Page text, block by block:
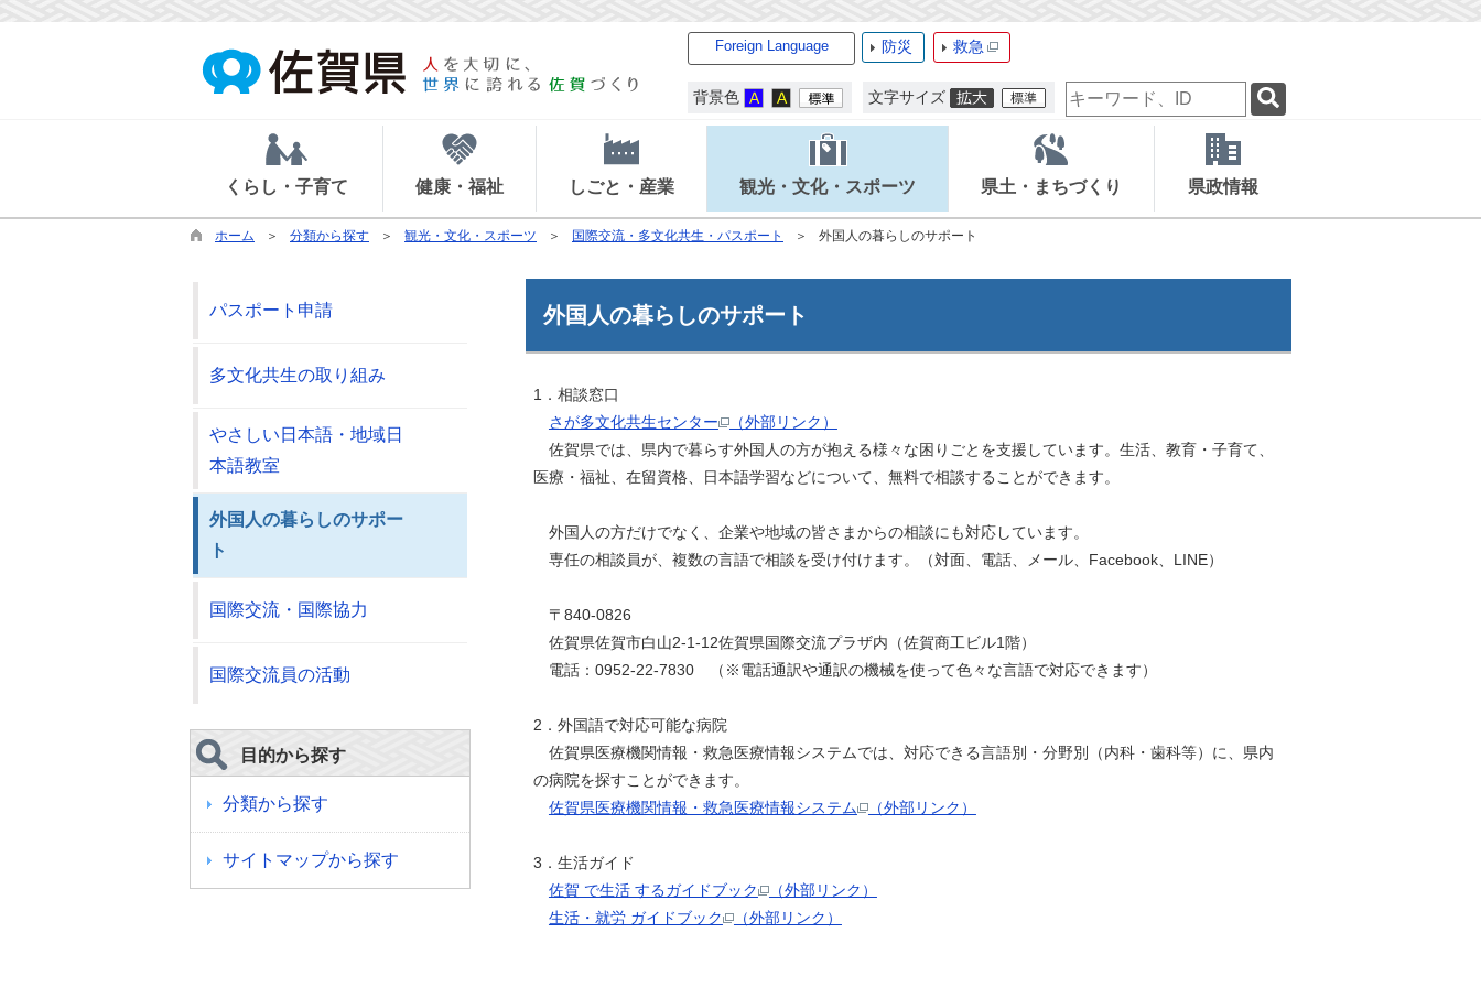
Foreign Language 防災 救急
背景色 文字サイズ
検
索
ー
ー
ド
くらし・子育て 健康・福祉 しごと・産業 観光・文化・スポーツ 県土・まちづくり 県政情報
ホーム 分類から探す 観光・文化・スポーツ 国際交流・多文化共生・パスポート 外国人の暮らしのサポート
外国人の暮らしのサポート
1．相談窓口
さが多文化共生センター
（外部リンク）
佐賀県では、県内で暮らす外国人の方が抱える様々な困りごとを支援しています。生活、教育・子育て、
医療・福祉、在留資格、日本語学習などについて、無料で相談することができます。
外国人の方だけでなく、企業や地域の皆さまからの相談にも対応しています。
専任の相談員が、複数の言語で相談を受け付けます。（対面、電話、メール、Facebook、LINE）
〒840-0826
佐賀県佐賀市白山2-1-12佐賀県国際交流プラザ内（佐賀商工ビル1階）
電話：0952-22-7830 （※電話通訳や通訳の機械を使って色々な言語で対応できます）
2．外国語で対応可能な病院
佐賀県医療機関情報・救急医療情報システムでは、対応できる言語別・分野別（内科・歯科等）に、県内
の病院を探すことができます。
佐賀県医療機関情報・救急医療情報システム
（外部リンク）
3．生活ガイド
佐賀 で生活 するガイドブック
（外部リンク）
生活・就労 ガイドブック
（外部リンク）
パスポート申請
多文化共生の取り組み
やさしい日本語・地域日
本語教室
外国人の暮らしのサポー
ト
国際交流・国際協力
国際交流員の活動
目的から探す
分類から探す
サイトマップから探す